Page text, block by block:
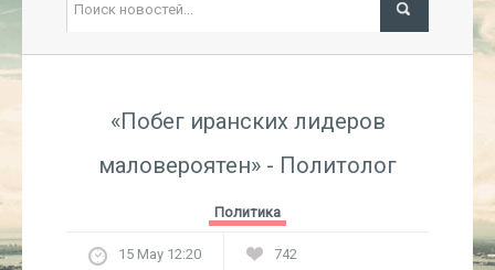
Экономика
«Побег иранских лидеров
маловероятен» - Политолог
Политика
15 May 12:20 742